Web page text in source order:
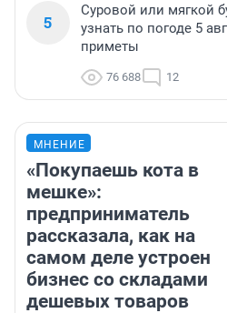
5
Суровой или мягкой
узнать по погоде 5
приметы
76 688 12
МНЕНИЕ
«Покупаешь кота в
мешке»:
предприниматель
рассказала, как на
самом деле устроен
бизнес со складами
дешевых товаров